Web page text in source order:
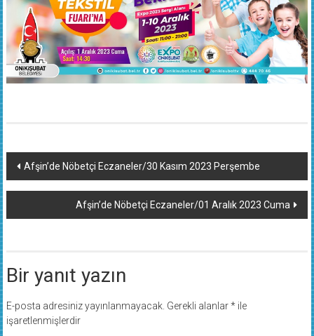
Yazı
dolaşımı
Afşin’de Nöbetçi Eczaneler/30 Kasım 2023 Perşembe
Afşin’de Nöbetçi Eczaneler/01 Aralık 2023 Cuma
Bir yanıt yazın
E-posta adresiniz yayınlanmayacak. Gerekli alanlar*ile
işaretlenmişlerdir